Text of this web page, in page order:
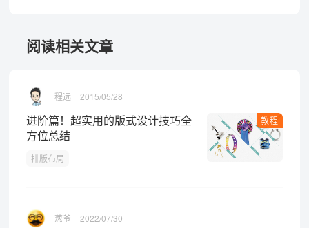
阅读相关文章
程远 2015/05/28
教程
进阶篇！超实用的版式设计技巧全
方位总结
排版布局
葱爷 2022/07/30